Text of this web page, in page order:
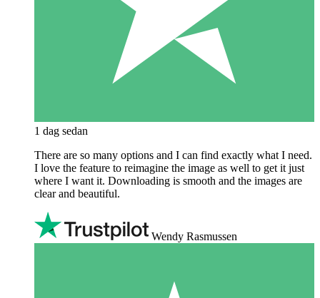
1 dag sedan
There are so many options and I can find exactly what I need.
I love the feature to reimagine the image as well to get it just
where I want it. Downloading is smooth and the images are
clear and beautiful.
Wendy Rasmussen